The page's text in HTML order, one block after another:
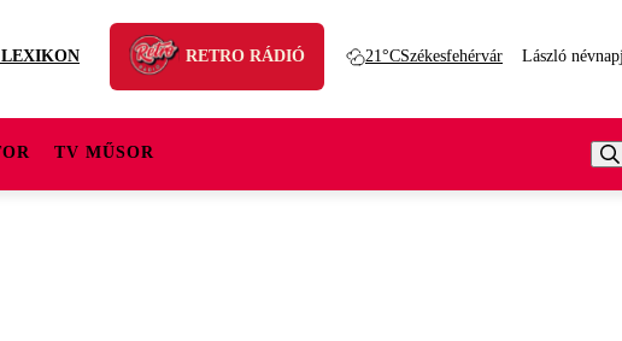
LEXIKON RETRO RÁDIÓ 21°CSzékesfehérvár László
TV MŰSOR